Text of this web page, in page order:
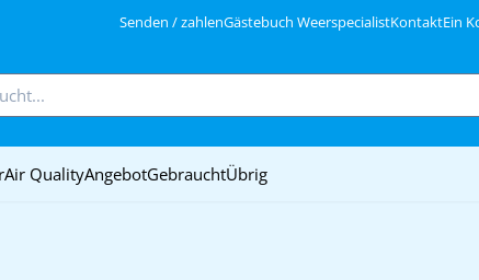
Senden / zahlenGästebuch WeerspecialistKontaktEin
Air QualityAngebotGebrauchtÜbrig